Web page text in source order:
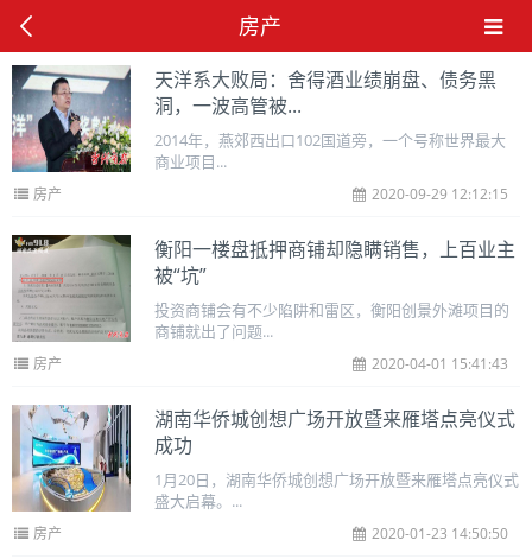
房产
天洋系大败局：舍得酒业绩崩盘、债务黑
洞，一波高管被...
2014年，燕郊西出口102国道旁，一个号称世界最大
商业项目...
房产 2020-09-29 12:12:15
衡阳一楼盘抵押商铺却隐瞒销售，上百业主
被“坑”
投资商铺会有不少陷阱和雷区，衡阳创景外滩项目的
商铺就出了问题...
房产 2020-04-01 15:41:43
湖南华侨城创想广场开放暨来雁塔点亮仪式
成功
1月20日，湖南华侨城创想广场开放暨来雁塔点亮仪式
盛大启幕。...
房产 2020-01-23 14:50:50